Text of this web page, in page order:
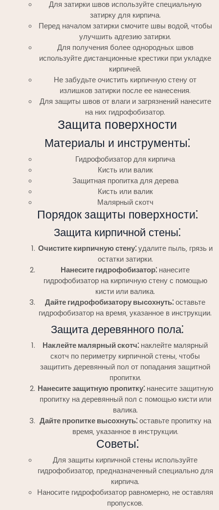
Для затирки швов используйте специальную
затирку для кирпича.
Перед началом затирки смочите швы водой‚ чтобы
улучшить адгезию затирки.
Для получения более однородных швов
используйте дистанционные крестики при укладке
кирпичей.
Не забудьте очистить кирпичную стену от
излишков затирки после ее нанесения.
Для защиты швов от влаги и загрязнений нанесите
на них гидрофобизатор.
Защита поверхности
Материалы и инструменты⁚
Гидрофобизатор для кирпича
Кисть или валик
Защитная пропитка для дерева
Кисть или валик
Малярный скотч
Порядок защиты поверхности⁚
Защита кирпичной стены⁚
Очистите кирпичную стену⁚удалите пыль‚ грязь и
остатки затирки.
Нанесите гидрофобизатор⁚ нанесите
гидрофобизатор на кирпичную стену с помощью
кисти или валика.
Дайте гидрофобизатору высохнуть⁚оставьте
гидрофобизатор на время‚ указанное в инструкции.
Защита деревянного пола⁚
Наклейте малярный скотч⁚ наклейте малярный
скотч по периметру кирпичной стены‚ чтобы
защитить деревянный пол от попадания защитной
пропитки.
Нанесите защитную пропитку⁚нанесите защитную
пропитку на деревянный пол с помощью кисти или
валика.
Дайте пропитке высохнуть⁚оставьте пропитку на
время‚ указанное в инструкции.
Советы⁚
Для защиты кирпичной стены используйте
гидрофобизатор‚ предназначенный специально для
кирпича.
Наносите гидрофобизатор равномерно‚ не оставляя
пропусков.